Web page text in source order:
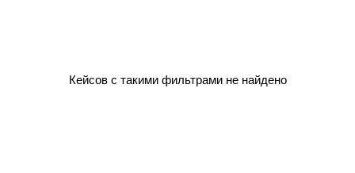
Кейсов с такими фильтрами не найдено